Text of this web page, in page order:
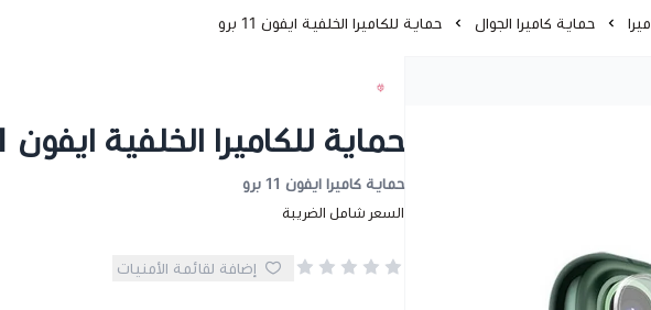
حماية كاميرا الجوال حماية للكاميرا الخلفية ايفون 11 برو
حماية للكاميرا الخلفية ايفون 11 برو
حماية كاميرا ايفون 11 برو
السعر شامل الضريبة
إضافة لقائمة الأمنيات